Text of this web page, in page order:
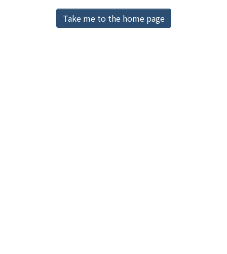
Download RankingTake me to the home page